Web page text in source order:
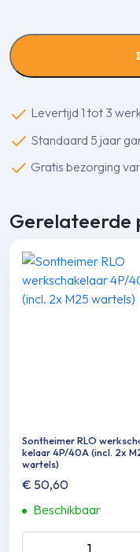
-
3m
Levertijd 1 tot 3
Standaard 5 jaar
Gratis bezorging
Gerelateerde
Sontheimer RLO
kelaar 4P/40A (incl. 2x
wartels)
€ 50,60
Beschikbaar